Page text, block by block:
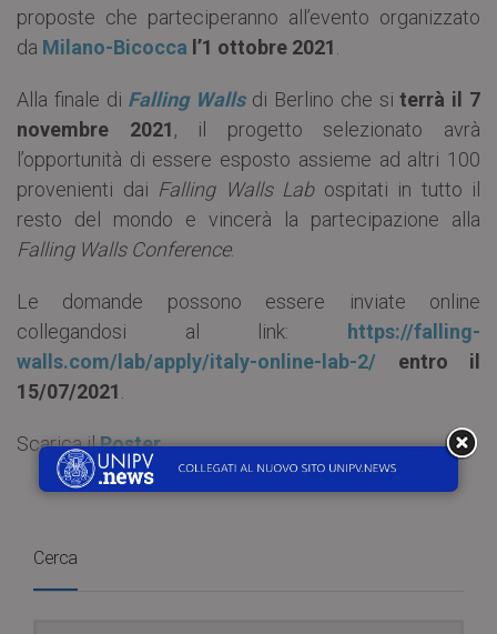
proposte che parteciperanno all’evento organizzato
da Milano-Bicocca l’1 ottobre 2021
Alla finale di Falling Walls di Berlino che siterrà il 7
novembre 2021, il progetto selezionato avrà
l’opportunità di essere esposto assieme ad altri 100
provenienti dai Falling Walls Labospitati in tutto il
resto del mondo e vincerà la partecipazione alla
Falling Walls Conference.
Le domande possono essere inviate online
collegandosi al link: https://falling-
walls.com/lab/apply/italy-online-lab-2/
entro il
15/07/2021
Scarica ilPoster
Cerca